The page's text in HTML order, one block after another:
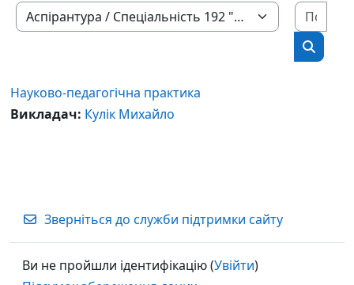
Категорії курсів
Пошук
Науково-педагогічна практика
Викладач: Кулік Михайло
Зверніться до служби підтримки сайту
Ви не пройшли ідентифікацію (Увійти)